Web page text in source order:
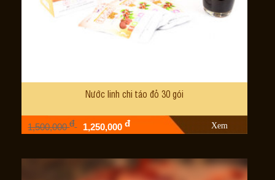
Nước linh chi táo đỏ 30 gói
1,500,000đ 1,250,000đ Xem